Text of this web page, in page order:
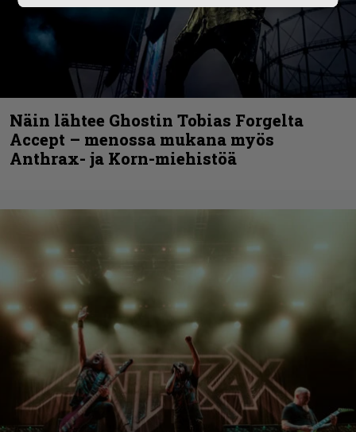
Näin lähtee Ghostin Tobias Forgelta
Accept – menossa mukana myös
Anthrax- ja Korn-miehistöä